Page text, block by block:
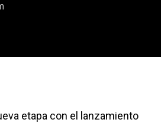
etapa con el lanzamiento